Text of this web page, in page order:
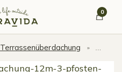
0
Terrassenüberdachung »